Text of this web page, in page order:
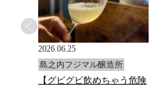
2026.06.25
島之内フジマル醸造所
【グビグビ飲めちゃう危険